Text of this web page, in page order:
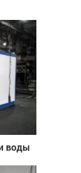
воды